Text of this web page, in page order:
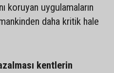
koruyan uygulamaların
daha kritik hale
kentlerin